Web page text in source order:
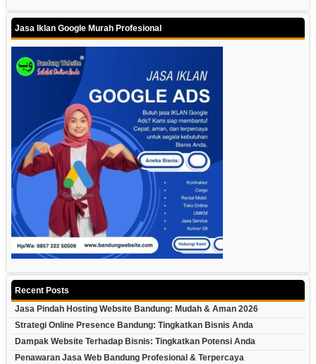
Jasa Iklan Google Murah Profesional
Recent Posts
Jasa Pindah Hosting Website Bandung: Mudah & Aman 2026
Strategi Online Presence Bandung: Tingkatkan Bisnis Anda
Dampak Website Terhadap Bisnis: Tingkatkan Potensi Anda
Penawaran Jasa Web Bandung Profesional & Terpercaya